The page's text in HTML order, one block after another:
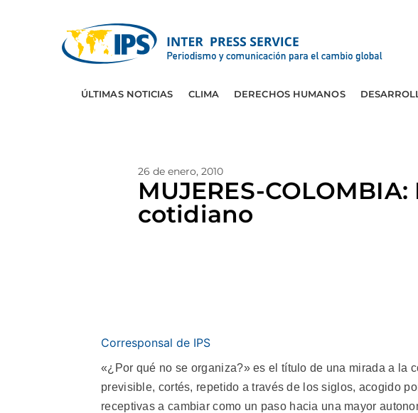
ÚLTIMAS NOTICIAS CLIMA DERECHOS HUMANOS
26 de enero, 2010
MUJERES-
cotidiano
Corresponsal de IPS
«¿Por qué no se organiza?» es el título de una mirada a la
previsible, cortés, repetido a través de los siglos, acogido
receptivas a cambiar como un paso hacia una mayor